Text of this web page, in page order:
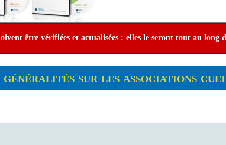
être vérifiées et actualisées : elles le seront tout au long
généralités sur les associations